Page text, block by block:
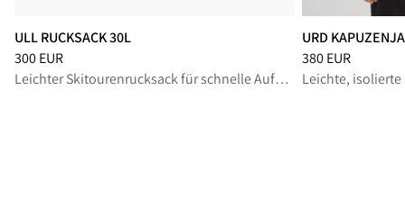
ULL RUCKSACK 30L
Preis: 300 EUR, reduziert von 300 EUR
300 EUR
Leichter Skitourenrucksack für schnelle Aufstiege und Tage im Backcountry
URD
Preis: 380 EUR,
380 EUR